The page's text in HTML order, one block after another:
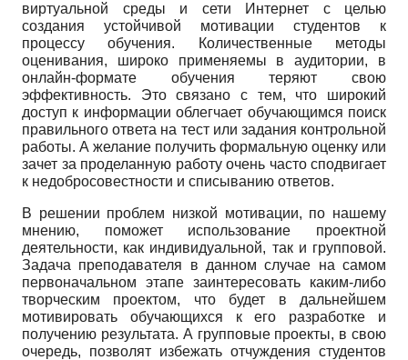
виртуальной среды и сети Интернет с целью
создания устойчивой мотивации студентов к
процессу обучения. Количественные методы
оценивания, широко применяемы в аудитории, в
онлайн-формате обучения теряют свою
эффективность. Это связано с тем, что широкий
доступ к информации облегчает обучающимся поиск
правильного ответа на тест или задания контрольной
работы. А желание получить формальную оценку или
зачет за проделанную работу очень часто сподвигает
к недобросовестности и списыванию ответов.
В решении проблем низкой мотивации, по нашему
мнению, поможет использование проектной
деятельности, как индивидуальной, так и групповой.
Задача преподавателя в данном случае на самом
первоначальном этапе заинтересовать каким-либо
творческим проектом, что будет в дальнейшем
мотивировать обучающихся к его разработке и
получению результата. А групповые проекты, в свою
очередь, позволят избежать отчуждения студентов